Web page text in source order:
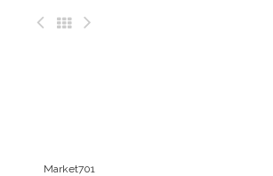
Market701